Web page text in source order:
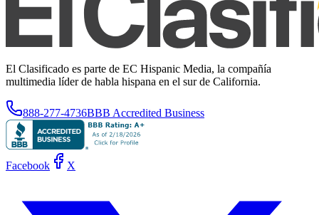
El Clasificado es parte de EC Hispanic Media, la compañía
multimedia líder de habla hispana en el sur de California.
888-277-4736BBB Accredited Business
Facebook X